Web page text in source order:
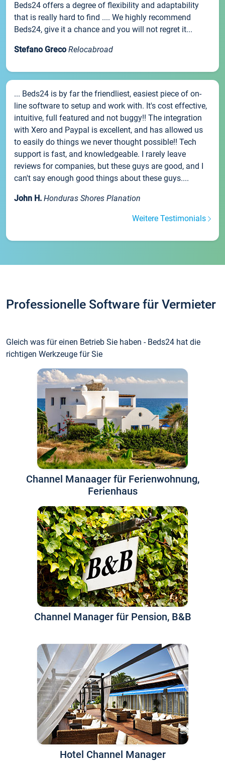
Beds24 offers a degree of flexibility and adaptability
that is really hard to find .... We highly recommend
Beds24, give it a chance and you will not regret it...
Stefano Greco Relocabroad
... Beds24 is by far the friendliest, easiest piece of on-
line software to setup and work with. It's cost effective,
intuitive, full featured and not buggy!! The integration
with Xero and Paypal is excellent, and has allowed us
to easily do things we never thought possible!! Tech
support is fast, and knowledgeable. I rarely leave
reviews for companies, but these guys are good, and I
can't say enough good things about these guys....
John H. Honduras Shores Planation
Weitere Testimonials
Professionelle Software für Vermieter
Gleich was für einen Betrieb Sie haben - Beds24 hat die
richtigen Werkzeuge für Sie
Channel Manaager für Ferienwohnung,
Ferienhaus
Channel Manager für Pension, B&B
Hotel Channel Manager